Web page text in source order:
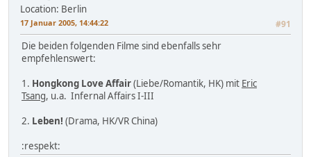
Location: Berlin
17 Januar 2005, 14:44:22 #91
Die beiden folgenden Filme sind ebenfalls sehr
empfehlenswert:
1. Hongkong Love Affair(Liebe/Romantik, HK) mit Eric
Tsang, u.a. Infernal Affairs I-III
2. Leben! (Drama, HK/VR China)
:respekt: